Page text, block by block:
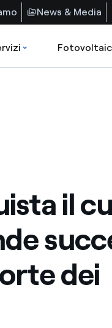
News & Media
il
dei